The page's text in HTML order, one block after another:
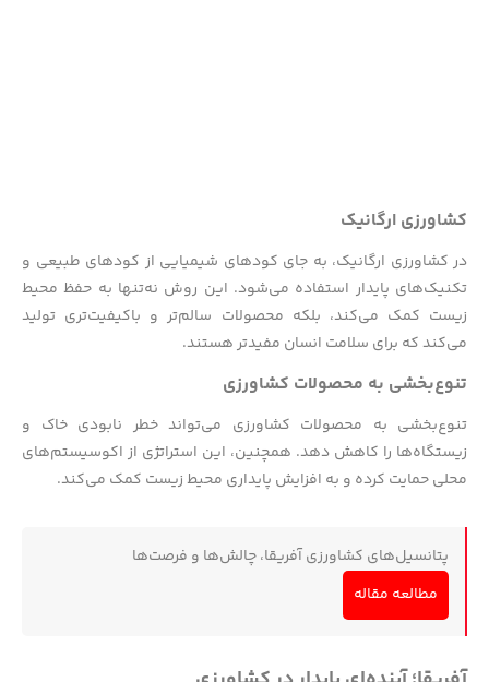
کشاورزی ارگانیک
در کشاورزی ارگانیک، به جای کودهای شیمیایی از کودهای طبیعی و
تکنیک‌های پایدار استفاده می‌شود. این روش نه‌تنها به حفظ محیط
زیست کمک می‌کند، بلکه محصولات سالم‌تر و باکیفیت‌تری تولید
می‌کند که برای سلامت انسان مفیدتر هستند.
تنوع‌بخشی به محصولات کشاورزی
تنوع‌بخشی به محصولات کشاورزی می‌تواند خطر نابودی خاک و
زیستگاه‌ها را کاهش دهد. همچنین، این استراتژی از اکوسیستم‌های
محلی حمایت کرده و به افزایش پایداری محیط زیست کمک می‌کند.
پتانسیل‌های کشاورزی آفریقا، چالش‌ها و فرصت‌ها
مطالعه مقاله